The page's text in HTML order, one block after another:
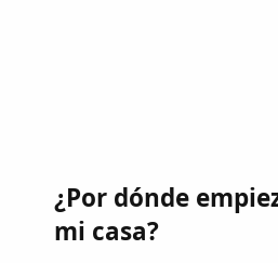
¿Por dónde
mi casa?